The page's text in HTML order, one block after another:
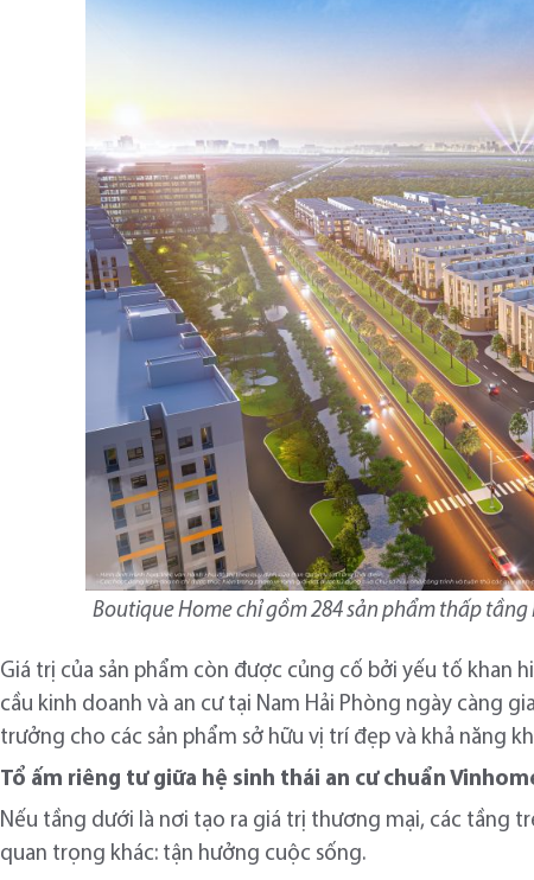
Boutique Home chỉ gồm 284 sản phẩm thấp
Giá trị của sản phẩm còn được củng cố bởi yếu tố khan
cầu kinh doanh và an cư tại Nam Hải Phòng ngày càng
trưởng cho các sản phẩm sở hữu vị trí đẹp và khả năng
Tổ ấm riêng tư giữa hệ sinh thái an cư chuẩn
Nếu tầng dưới là nơi tạo ra giá trị thương mại, các tầng
quan trọng khác: tận hưởng cuộc sống.